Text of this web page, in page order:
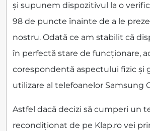
și supunem dispozitivul la o
98 de puncte înainte de a le
nostru. Odată ce am stabilit că
în perfectă stare de funcționare,
corespondentă aspectului fizic și
utilizare al telefoanelor Samsung
Astfel dacă decizi să cumperi un
recondiționat de pe Klap.ro vei